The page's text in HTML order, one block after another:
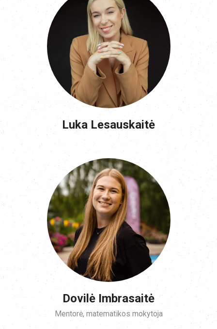
Luka Lesauskaitė
Dovilė Imbrasaitė
Mentorė, matematikos mokytoja